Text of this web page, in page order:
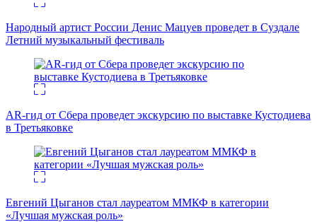
Народный артист России Денис Мацуев проведет в Суздале
Летний музыкальный фестиваль
AR-гид от Сбера проведет экскурсию по выставке Кустодиева
в Третьяковке
Евгений Цыганов стал лауреатом ММКФ в категории
«Лучшая мужская роль»